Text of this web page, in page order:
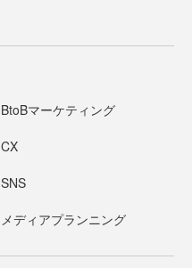
BtoBマーケティング
CX
SNS
メディアプランニング